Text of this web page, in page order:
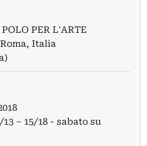
PER L'ARTE
Italia
– 15/18 - sabato su